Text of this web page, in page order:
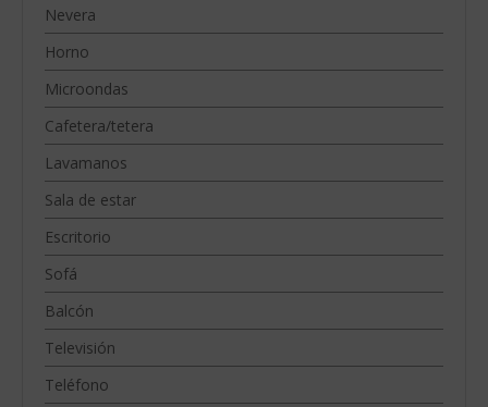
Nevera
Horno
Microondas
Cafetera/tetera
Lavamanos
Sala de estar
Escritorio
Sofá
Balcón
Televisión
Teléfono